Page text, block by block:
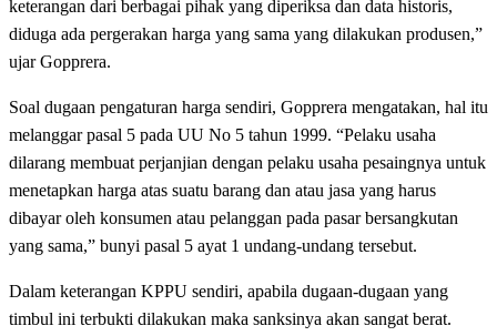
keterangan dari berbagai pihak yang diperiksa dan data historis,
diduga ada pergerakan harga yang sama yang dilakukan produsen,”
ujar Gopprera.
Soal dugaan pengaturan harga sendiri, Gopprera mengatakan, hal itu
melanggar pasal 5 pada UU No 5 tahun 1999. “Pelaku usaha
dilarang membuat perjanjian dengan pelaku usaha pesaingnya untuk
menetapkan harga atas suatu barang dan atau jasa yang harus
dibayar oleh konsumen atau pelanggan pada pasar bersangkutan
yang sama,” bunyi pasal 5 ayat 1 undang-undang tersebut.
Dalam keterangan KPPU sendiri, apabila dugaan-dugaan yang
timbul ini terbukti dilakukan maka sanksinya akan sangat berat.